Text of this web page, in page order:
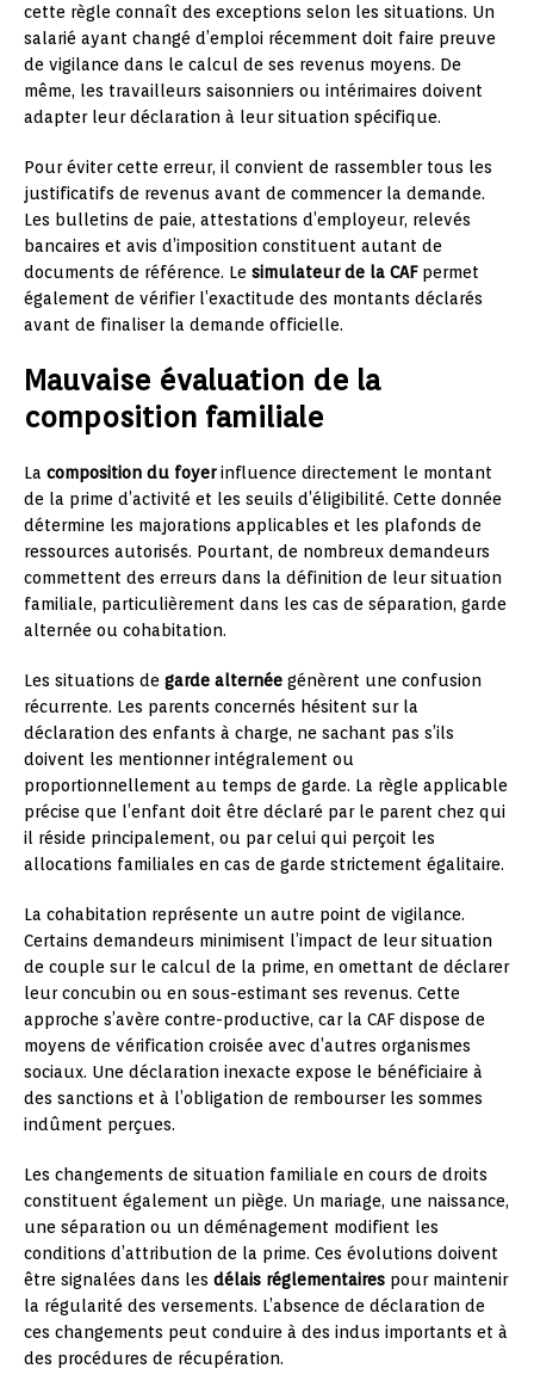
cette règle connaît des exceptions selon les situations. Un
salarié ayant changé d’emploi récemment doit faire preuve
de vigilance dans le calcul de ses revenus moyens. De
même, les travailleurs saisonniers ou intérimaires doivent
adapter leur déclaration à leur situation spécifique.
Pour éviter cette erreur, il convient de rassembler tous les
justificatifs de revenus avant de commencer la demande.
Les bulletins de paie, attestations d’employeur, relevés
bancaires et avis d’imposition constituent autant de
documents de référence. Le simulateur de la CAFpermet
également de vérifier l’exactitude des montants déclarés
avant de finaliser la demande officielle.
Mauvaise évaluation de la
composition familiale
La composition du foyerinfluence directement le montant
de la prime d’activité et les seuils d’éligibilité. Cette donnée
détermine les majorations applicables et les plafonds de
ressources autorisés. Pourtant, de nombreux demandeurs
commettent des erreurs dans la définition de leur situation
familiale, particulièrement dans les cas de séparation, garde
alternée ou cohabitation.
Les situations de garde alternée génèrent une confusion
récurrente. Les parents concernés hésitent sur la
déclaration des enfants à charge, ne sachant pas s’ils
doivent les mentionner intégralement ou
proportionnellement au temps de garde. La règle applicable
précise que l’enfant doit être déclaré par le parent chez qui
il réside principalement, ou par celui qui perçoit les
allocations familiales en cas de garde strictement égalitaire.
La cohabitation représente un autre point de vigilance.
Certains demandeurs minimisent l’impact de leur situation
de couple sur le calcul de la prime, en omettant de déclarer
leur concubin ou en sous-estimant ses revenus. Cette
approche s’avère contre-productive, car la CAF dispose de
moyens de vérification croisée avec d’autres organismes
sociaux. Une déclaration inexacte expose le bénéficiaire à
des sanctions et à l’obligation de rembourser les sommes
indûment perçues.
Les changements de situation familiale en cours de droits
constituent également un piège. Un mariage, une naissance,
une séparation ou un déménagement modifient les
conditions d’attribution de la prime. Ces évolutions doivent
être signalées dans les délais réglementaires pour maintenir
la régularité des versements. L’absence de déclaration de
ces changements peut conduire à des indus importants et à
des procédures de récupération.